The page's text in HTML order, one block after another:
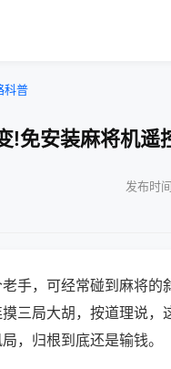
科普
!免安装麻将机遥
发布时
手，可经常碰到麻将的
三局大胡，按道理说
，归根到底还是输钱。